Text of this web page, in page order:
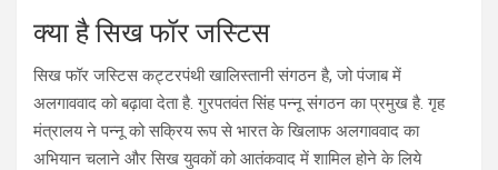
क्या है सिख फॉर जस्टिस
सिख फॉर जस्टिस कट्टरपंथी खालिस्तानी संगठन है, जो पंजाब में
अलगाववाद को बढ़ावा देता है. गुरपतवंत सिंह पन्नू संगठन का प्रमुख है. गृह
मंत्रालय ने पन्नू को सक्रिय रूप से भारत के खिलाफ अलगाववाद का
अभियान चलाने और सिख युवकों को आतंकवाद में शामिल होने के लिये